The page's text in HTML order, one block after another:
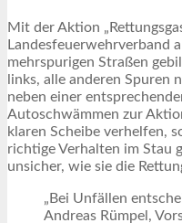
Mit der Aktion
Landesfeuerwehrverband
mehrspurigen Straßen
links, alle anderen Spuren
neben einer
Autoschwämmen zur
klaren Scheibe verhelfen,
richtige Verhalten im Stau
unsicher, wie sie die
„Bei Unfällen
Andreas Rümpel,